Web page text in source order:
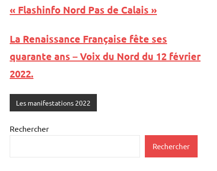
« Flashinfo Nord Pas de Calais »
La Renaissance Française fête ses
quarante ans – Voix du Nord du 12 février
2022.
Les manifestations 2022
Rechercher
Rechercher